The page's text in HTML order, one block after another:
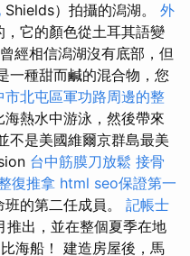
Shields）拍攝的潟湖。 外
，它的顏色從土耳其語變
經相信潟湖沒有底部，但
一種甜而鹹的混合物，您
市北屯區軍功路周邊的整
熱水中游泳，然後帶來
不是美國維爾京群島最美
台中筋膜刀放鬆 接骨
復推拿 html seo保證第一
的第二任成員。 記帳士
出，並在整個夏季在地
海船！ 建造房屋後，馬